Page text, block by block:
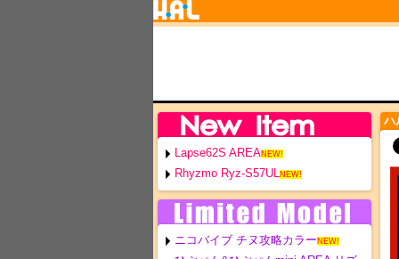
ハ
Lapse62S AREANEW!
Rhyzmo Ryz-S57ULNEW!
ニコバイブ チヌ攻略カラー NEW!